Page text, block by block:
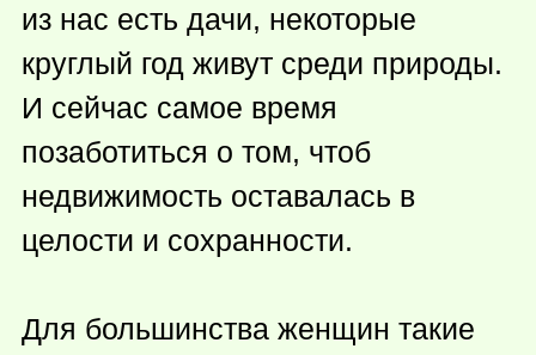
из нас есть дачи, некоторые
круглый год живут среди природы.
И сейчас самое время
позаботиться о том, чтоб
недвижимость оставалась в
целости и сохранности.
Для большинства женщин такие